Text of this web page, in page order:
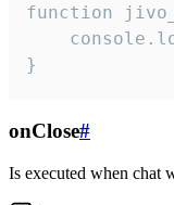
function
}
onClose#
Is executed when chat